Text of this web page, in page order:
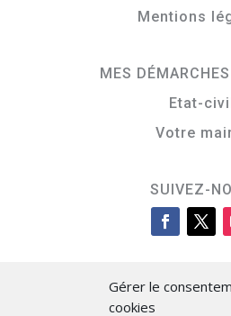
Gérer le
cookies
Mentions
MES
Etat-
Votre
SUIVEZ-